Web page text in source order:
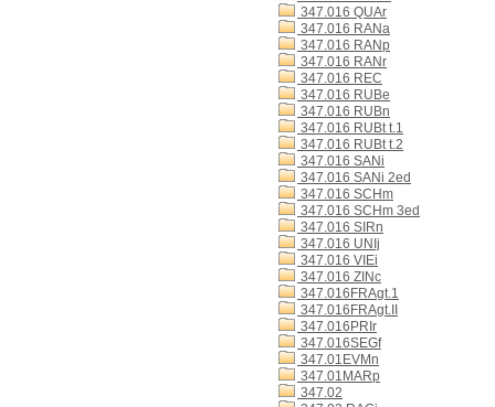
347.016 QUAr
347.016 RANa
347.016 RANp
347.016 RANr
347.016 REC
347.016 RUBe
347.016 RUBn
347.016 RUBt t.1
347.016 RUBt t.2
347.016 SANi
347.016 SANi 2ed
347.016 SCHm
347.016 SCHm 3ed
347.016 SIRn
347.016 UNIj
347.016 VIEi
347.016 ZINc
347.016FRAgt.1
347.016FRAgt.II
347.016PRIr
347.016SEGf
347.01EVMn
347.01MARp
347.02